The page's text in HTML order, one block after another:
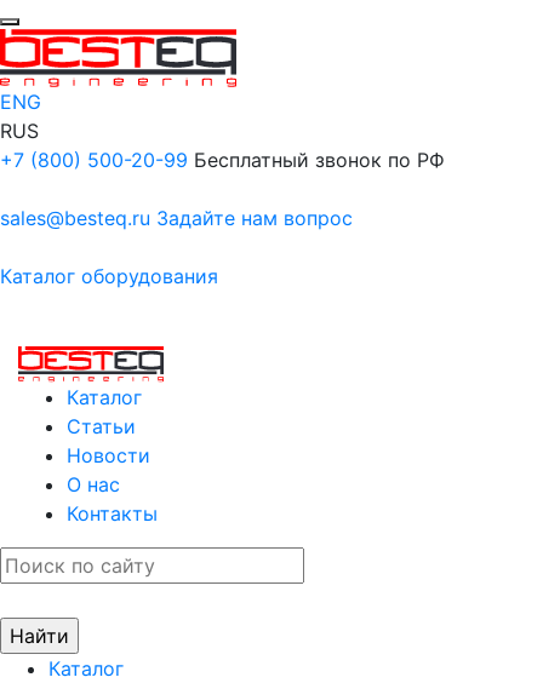
ENG
RUS
+7 (800) 500-20-99 Бесплатный звонок по РФ
sales@besteq.ru Задайте нам вопрос
Каталог оборудования
Каталог
Статьи
Новости
О нас
Контакты
Каталог